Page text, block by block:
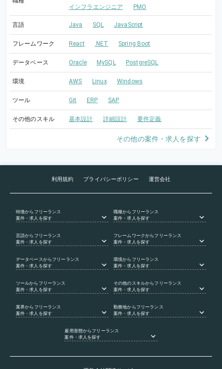
インフラエンジニア
PMO
言語 Java SQL JavaScript
フレームワーク React .NET Spring Boot
データベース Oracle MySQL PostgreSQL
環境 AWS Linux Windows
ツール Git ERP SAP
その他のスキル 基本設計 詳細設計 要件定義
その他の案件・求人を探す
利用規約 プライバシーポリシー 運営会社
特徴からフリーランス
案件・求人を探す
職種からフリーランス
案件・求人を探す
言語からフリーランス
案件・求人を探す
フレームワークからフリーランス
案件・求人を探す
データベース からフリーランス
案件・求人を探す
環境からフリーランス
案件・求人を探す
ツールからフリーランス
案件・求人を探す
その他のスキルからフリーランス
案件・求人を探す
業界からフリーランス
案件・求人を探す
勤務地からフリーランス
案件・求人を探す
雇用形態からフリーランス
案件・求人を探す